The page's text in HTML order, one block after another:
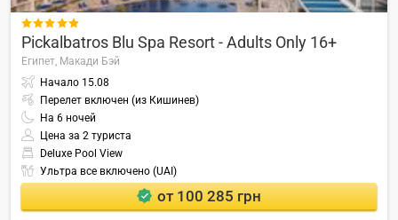

Pickalbatros Blu Spa Resort - Adults Only 16+
Египет, Макади Бэй
Начало 15.08
Перелет включен (из Кишинев)
На 6 ночей
Цена за 2 туриста
Deluxe Pool View
Ультра все включено (UAI)
от 100 285 грн